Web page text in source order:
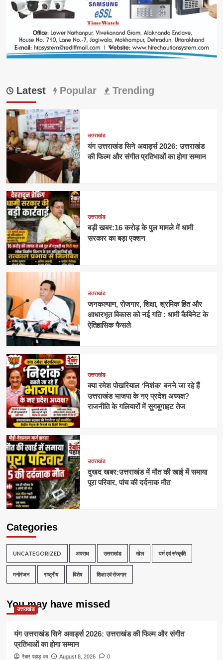
Latest Popular Trending
उत्तराखंड
यंग उत्तराखंड सिने अवार्ड्स 2026: उत्तराखंड
की फिल्म और संगीत प्रतिभाओं का होगा सम्मान
उत्तराखंड
बड़ी खबर:16 करोड़ के पुल मामले में धामी
सरकार का बड़ा एक्शन
उत्तराखंड
जनकल्याण, रोजगार, शिक्षा, श्रमिक हित और
आधारभूत विकास को नई गति : धामी कैबिनेट के
ऐतिहासिक फैसले
उत्तराखंड
क्या रमेश पोखरियाल ‘निशंक’ बनने जा रहे हैं
उत्तराखंड भाजपा के नए प्रदेश अध्यक्ष?
राजनीति के गलियारों में सुगबुगाहट तेज
उत्तराखंड
दुखद खबर:उत्तराखंड में मौत की खाई में समाया
पूरा परिवार, पांच की दर्दनाक मौत
Categories
UNCATEGORIZED अपराध उत्तराखंड खेल धर्म एवं संस्कृति
मनोरंजन राष्ट्रीय विशेष शिक्षा एवं रोजगार
You may have missed
उत्तराखंड
यंग उत्तराखंड सिने अवार्ड्स 2026: उत्तराखंड की फिल्म और संगीत
प्रतिभाओं का होगा सम्मान
रैबार पहाड़ का August 8, 2026 0